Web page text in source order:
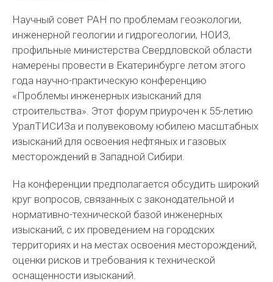
Научный совет РАН по проблемам геоэкологии,
инженерной геологии и гидрогеологии, НОИЗ,
профильные министерства Свердловской области
намерены провести в Екатеринбурге летом этого
года научно-практическую конференцию
«Проблемы инженерных изысканий для
строительства». Этот форум приурочен к 55-летию
УралТИСИЗа и полувековому юбилею масштабных
изысканий для освоения нефтяных и газовых
месторождений в Западной Сибири.
На конференции предполагается обсудить широкий
круг вопросов, связанных с законодательной и
нормативно-технической базой инженерных
изысканий, с их проведением на городских
территориях и на местах освоения месторождений,
оценки рисков и требования к технической
оснащенности изысканий.